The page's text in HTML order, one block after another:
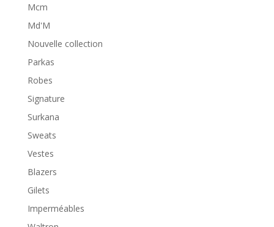
Mcm
Md'M
Nouvelle collection
Parkas
Robes
Signature
Surkana
Sweats
Vestes
Blazers
Gilets
Imperméables